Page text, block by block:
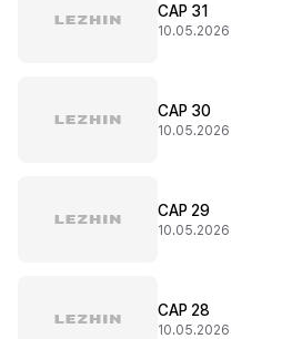
CAP 31
10.05.2026
CAP 30
10.05.2026
CAP 29
10.05.2026
CAP 28
10.05.2026